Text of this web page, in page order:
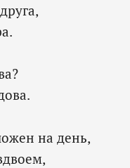
на день,